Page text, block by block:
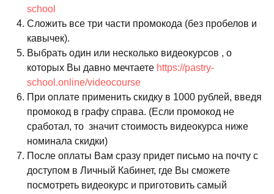
school
Сложить все три части промокода (без пробелов и
кавычек).
Выбрать один или несколько видеокурсов , о
которых Вы давно мечтаете https://pastry-
school.online/videocourse
При оплате применить скидку в 1000 рублей, введя
промокод в графу справа. (Если промокод не
сработал, то значит стоимость видеокурса ниже
номинала скидки)
После оплаты Вам сразу придет письмо на почту с
доступом в Личный Кабинет, где Вы сможете
посмотреть видеокурс и приготовить самый